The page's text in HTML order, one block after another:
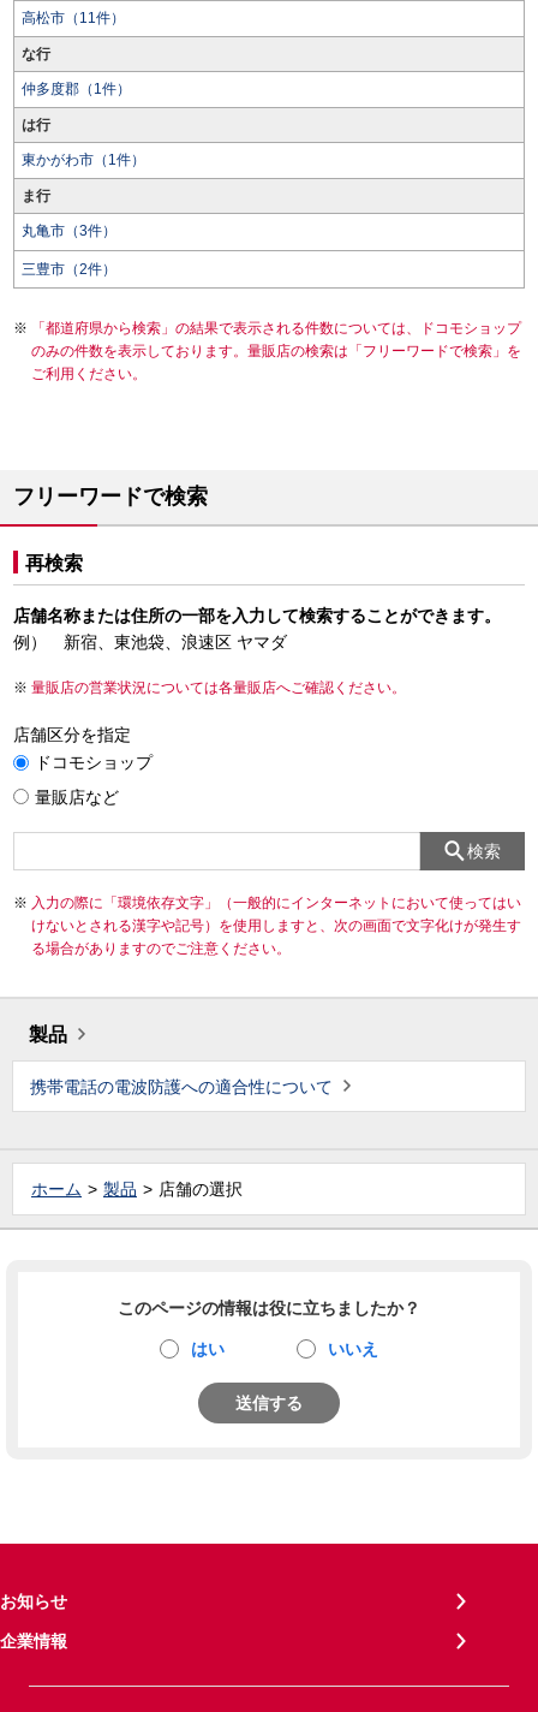
高松市（11件）
な行
仲多度郡（1件）
は行
東かがわ市（1件）
ま行
丸亀市（3件）
三豊市（2件）
「都道府県から検索」の結果で表示される件数については、ドコモショップ
のみの件数を表示しております。量販店の検索は「フリーワードで検索」を
ご利用ください。
フリーワードで検索
再検索
店舗名称または住所の一部を入力して検索することができます。
例） 新宿、東池袋、浪速区 ヤマダ
量販店の営業状況については各量販店へご確認ください。
店舗区分を指定
ドコモショップ
量販店など
検索
入力の際に「環境依存文字」（一般的にインターネットにおいて使ってはい
けないとされる漢字や記号）を使用しますと、次の画面で文字化けが発生す
る場合がありますのでご注意ください。
製品
携帯電話の電波防護への適合性について
ホーム 製品 店舗の選択
このページの情報は役に立ちましたか？
はい いいえ
送信する
お知らせ
企業情報